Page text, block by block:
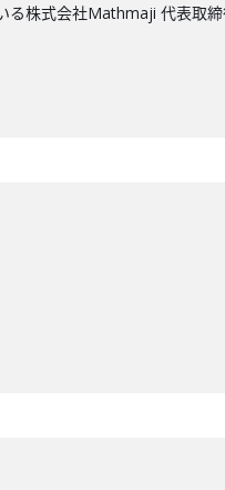
株式会社Mathmaji 代表取